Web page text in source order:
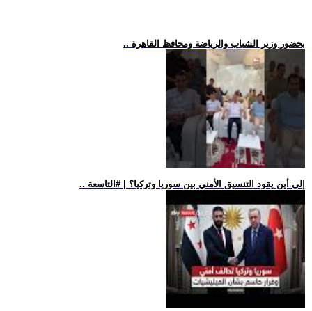
.. بحضور وزير الشباب والرياضة ومحافظ القاهرة
.. إلى أين يقود التنسيق الأمني بين سوريا وتركيا؟ | #التاسعة